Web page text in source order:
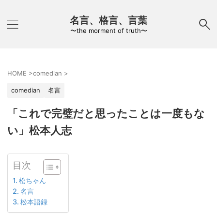
名言、格言、言葉
〜the morment of truth〜
HOME >comedian >
comedian 名言
「これで完璧だと思ったことは一度もな
い」松本人志
目次
松ちゃん
名言
松本語録